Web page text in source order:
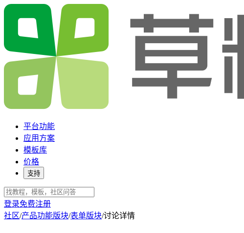
平台功能
应用方案
模板库
价格
支持
登录免费注册
社区/产品功能版块/表单版块/讨论详情